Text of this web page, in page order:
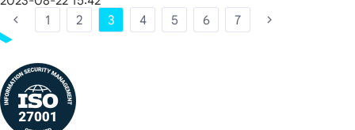
1
2 3 4 5 6 7